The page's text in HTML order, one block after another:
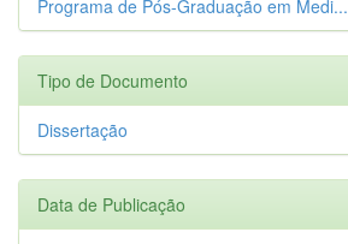
Programa de Pós-Graduação em Medi...
Tipo de Documento
Dissertação
Data de Publicação